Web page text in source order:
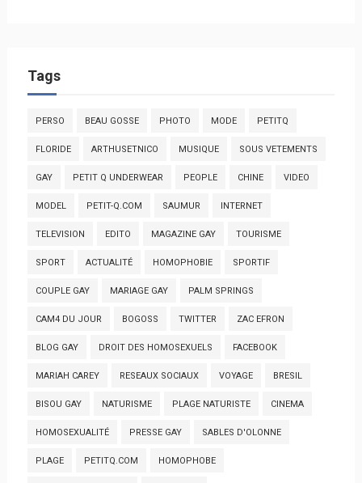
Tags
PERSO BEAU GOSSE PHOTO MODE PETITQ
FLORIDE ARTHUSETNICO MUSIQUE SOUS VETEMENTS
GAY PETIT Q UNDERWEAR PEOPLE CHINE VIDEO
MODEL PETIT-Q.COM SAUMUR INTERNET
TELEVISION EDITO MAGAZINE GAY TOURISME
SPORT ACTUALITÉ HOMOPHOBIE SPORTIF
COUPLE GAY MARIAGE GAY PALM SPRINGS
CAM4 DU JOUR BOGOSS TWITTER ZAC EFRON
BLOG GAY DROIT DES HOMOSEXUELS FACEBOOK
MARIAH CAREY RESEAUX SOCIAUX VOYAGE BRESIL
BISOU GAY NATURISME PLAGE NATURISTE CINEMA
HOMOSEXUALITÉ PRESSE GAY SABLES D'OLONNE
PLAGE PETITQ.COM HOMOPHOBE